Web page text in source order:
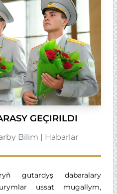
GEÇIRILDI
Bilim | Habarlar
gutardyş dabaralary
ussat mugallym,